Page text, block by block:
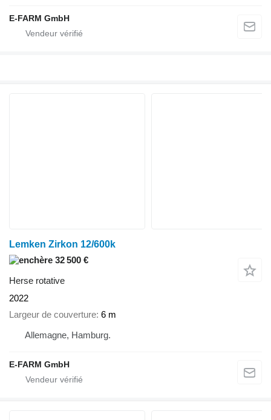
E-FARM GmbH
Lemken Zirkon 12/600k
32 500 €
Herse rotative
2022
Largeur de couverture 6 m
Allemagne, Hamburg.
E-FARM GmbH